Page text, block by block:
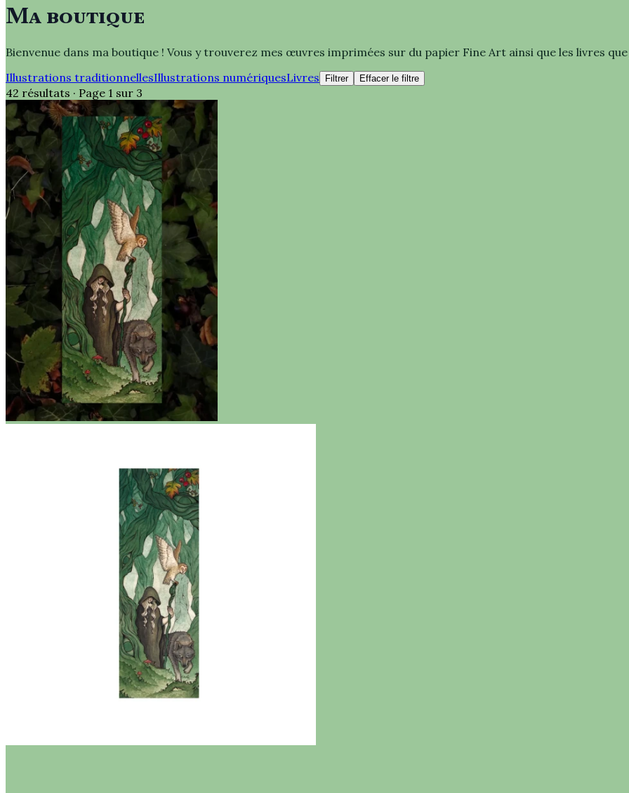
Ma boutique
Bienvenue dans ma boutique ! Vous y trouverez mes œuvres imprimées sur du papier Fine Art ainsi que les livres
Illustrations traditionnellesIllustrations numériquesLivres Filtrer Effacer le filtre
42 résultats · Page 1 sur 3